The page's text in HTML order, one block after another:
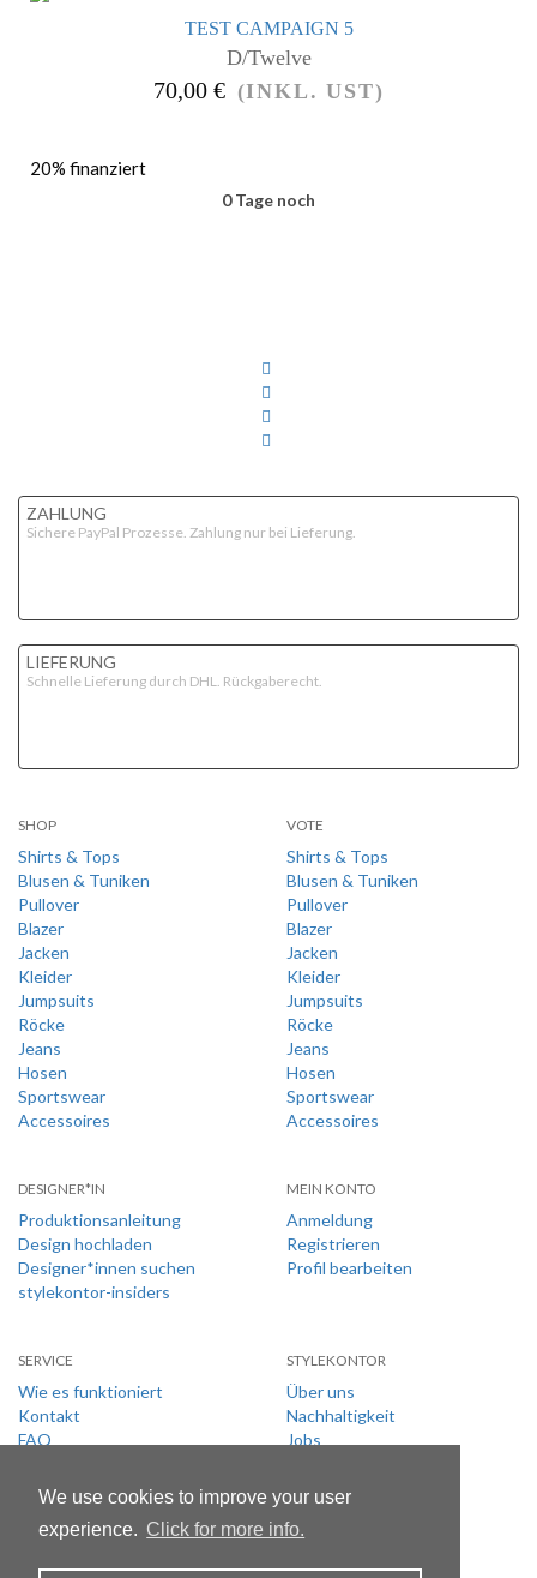
We use cookies to improve your user
experience. Click for more info.
TEST CAMPAIGN 5
D/Twelve
70,00 € (INKL. UST)
20% finanziert
0 Tage noch
ZAHLUNG
Sichere PayPal Prozesse. Zahlung nur bei Lieferung.
LIEFERUNG
Schnelle Lieferung durch DHL. Rückgaberecht.
SHOP
Shirts & Tops
Blusen & Tuniken
Pullover
Blazer
Jacken
Kleider
Jumpsuits
Röcke
Jeans
Hosen
Sportswear
Accessoires
VOTE
Shirts & Tops
Blusen & Tuniken
Pullover
Blazer
Jacken
Kleider
Jumpsuits
Röcke
Jeans
Hosen
Sportswear
Accessoires
DESIGNER*IN
Produktionsanleitung
Design hochladen
Designer*innen suchen
stylekontor-insiders
MEIN KONTO
Anmeldung
Registrieren
Profil bearbeiten
SERVICE
Wie es funktioniert
Kontakt
FAQ
Versand
STYLEKONTOR
Über uns
Nachhaltigkeit
Jobs
Datenschutz